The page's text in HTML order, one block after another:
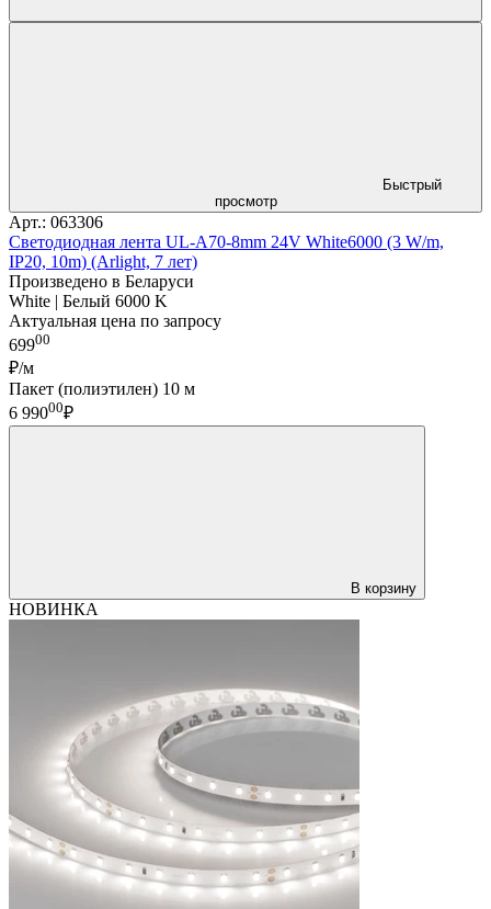
Быстрый
просмотр
Арт.: 063306
Светодиодная лента UL-A70-8mm 24V White6000 (3 W/m,
IP20, 10m) (Arlight, 7 лет)
Произведено в Беларуси
White | Белый 6000 K
Актуальная цена по запросу
69900
₽/м
Пакет (полиэтилен) 10 м
6 99000₽
В корзину
НОВИНКА